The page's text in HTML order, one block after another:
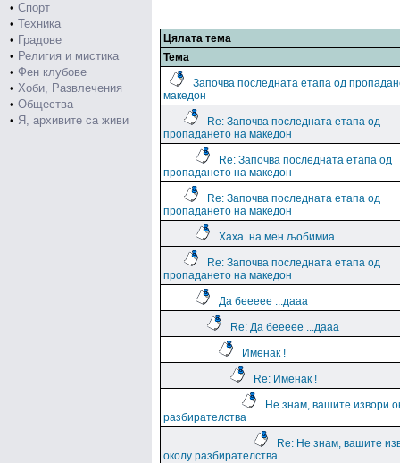
• Спорт
• Техника
• Градове
• Религия и мистика
• Фен клубове
• Хоби, Развлечения
• Общества
• Я, архивите са живи
Цялата тема
Тема
Започва последната етапа од
македон
Re: Започва последната етапа од
пропадането на македон
Re: Започва последната етапа од
пропадането на македон
Re: Започва последната етапа од
пропадането на македон
Хаха..на мен љобимиа
Re: Започва последната етапа од
пропадането на македон
Да беееее ...дааа
Re: Да беееее ...дааа
Именак !
Re: Именак !
Не знам, вашите извори
разбирателства
Re: Не знам, вашите
околу разбирателства